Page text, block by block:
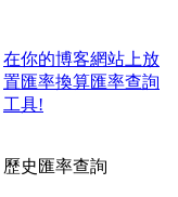
在你的博客網站上放
置匯率換算匯率查詢
工具!
歷史匯率查詢